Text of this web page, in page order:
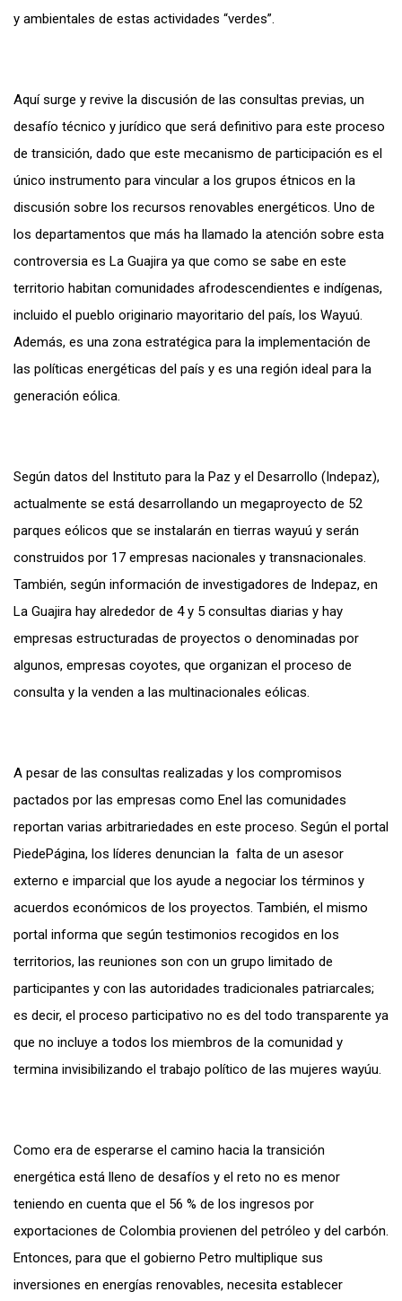
y ambientales de estas actividades “verdes”.
Aquí surge y revive la discusión de las consultas previas, un
desafío técnico y jurídico que será definitivo para este proceso
de transición, dado que este mecanismo de participación es el
único instrumento para vincular a los grupos étnicos en la
discusión sobre los recursos renovables energéticos. Uno de
los departamentos que más ha llamado la atención sobre esta
controversia es La Guajira ya que como se sabe en este
territorio habitan comunidades afrodescendientes e indígenas,
incluido el pueblo originario mayoritario del país, los Wayuú.
Además, es una zona estratégica para la implementación de
las políticas energéticas del país y es una región ideal para la
generación eólica.
Según datos del Instituto para la Paz y el Desarrollo (Indepaz),
actualmente se está desarrollando un megaproyecto de 52
parques eólicos que se instalarán en tierras wayuú y serán
construidos por 17 empresas nacionales y transnacionales.
También, según información de investigadores de Indepaz, en
La Guajira hay alrededor de 4 y 5 consultas diarias y hay
empresas estructuradas de proyectos o denominadas por
algunos, empresas coyotes, que organizan el proceso de
consulta y la venden a las multinacionales eólicas.
A pesar de las consultas realizadas y los compromisos
pactados por las empresas como Enel las comunidades
reportan varias arbitrariedades en este proceso. Según el portal
PiedePágina, los líderes denuncian la falta de un asesor
externo e imparcial que los ayude a negociar los términos y
acuerdos económicos de los proyectos. También, el mismo
portal informa que según testimonios recogidos en los
territorios, las reuniones son con un grupo limitado de
participantes y con las autoridades tradicionales patriarcales;
es decir, el proceso participativo no es del todo transparente ya
que no incluye a todos los miembros de la comunidad y
termina invisibilizando el trabajo político de las mujeres wayúu.
Como era de esperarse el camino hacia la transición
energética está lleno de desafíos y el reto no es menor
teniendo en cuenta que el 56 % de los ingresos por
exportaciones de Colombia provienen del petróleo y del carbón.
Entonces, para que el gobierno Petro multiplique sus
inversiones en energías renovables, necesita establecer